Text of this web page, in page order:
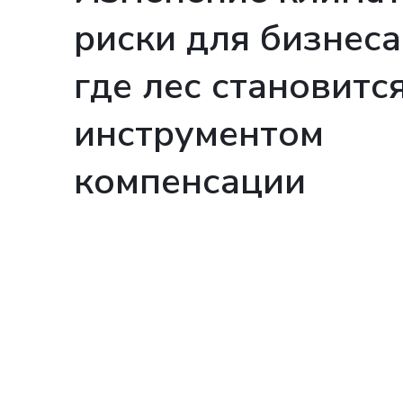
риски для
где лес
инструментом
компенсации